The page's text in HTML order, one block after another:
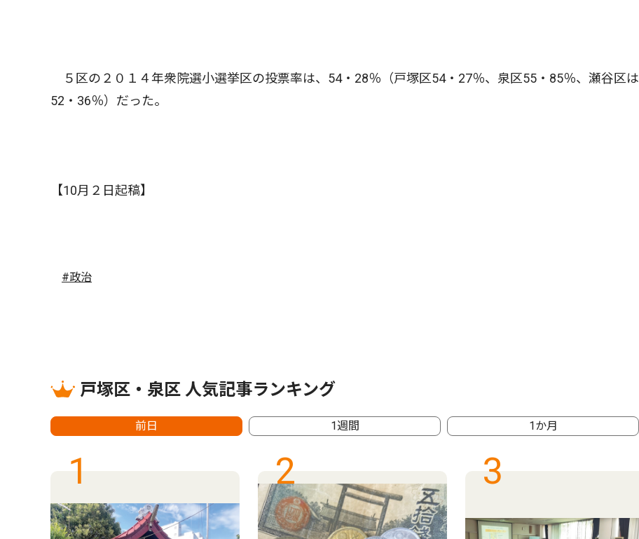
５区の２０１４年衆院選小選挙区の投票率は、54・28％（戸塚区54・27％、泉区55・85％、瀬谷区は
52・36％）だった。
【10月２日起稿】
#政治
戸塚区・泉区 人気記事ランキング
前日 1週間 1か月
1 2 3